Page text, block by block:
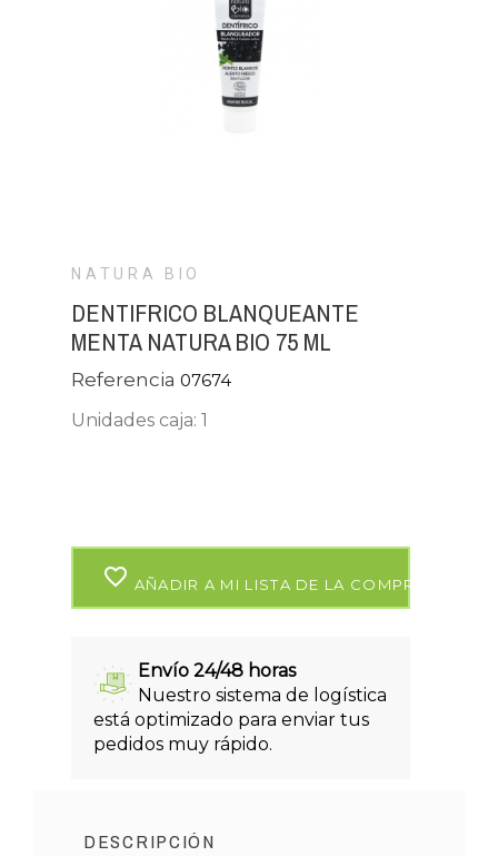
NATURA BIO
DENTIFRICO BLANQUEANTE
MENTA NATURA BIO 75 ML
Referencia07674
Unidades caja: 1
favorite_border AÑADIR A MI LISTA DE LA COMPRA
Envío 24/48 horas
Nuestro sistema de logística
está optimizado para enviar tus
pedidos muy rápido.
DESCRIPCIÓN